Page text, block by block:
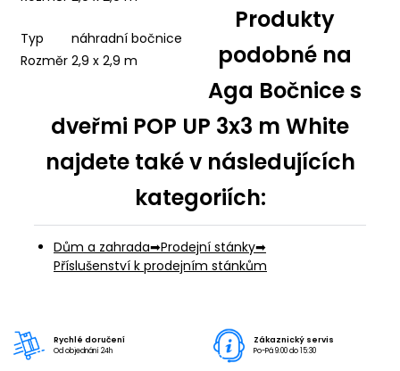
Typ
náhradní bočnice
Rozměr 2,9 x 2,9 m
Produkty
podobné na
Aga Bočnice s
dveřmi POP UP 3x3 m White
najdete také v následujících
kategoriích:
Dům a zahrada
Prodejní stánky
Příslušenství k prodejním stánkům
Rychlé doručení
Od objednání 24h
Zákaznický servis
Po-Pá 9:00 do 15:30